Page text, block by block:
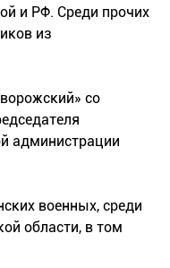
и РФ. Среди прочих
из
со
администрации
военных, среди
области, в том